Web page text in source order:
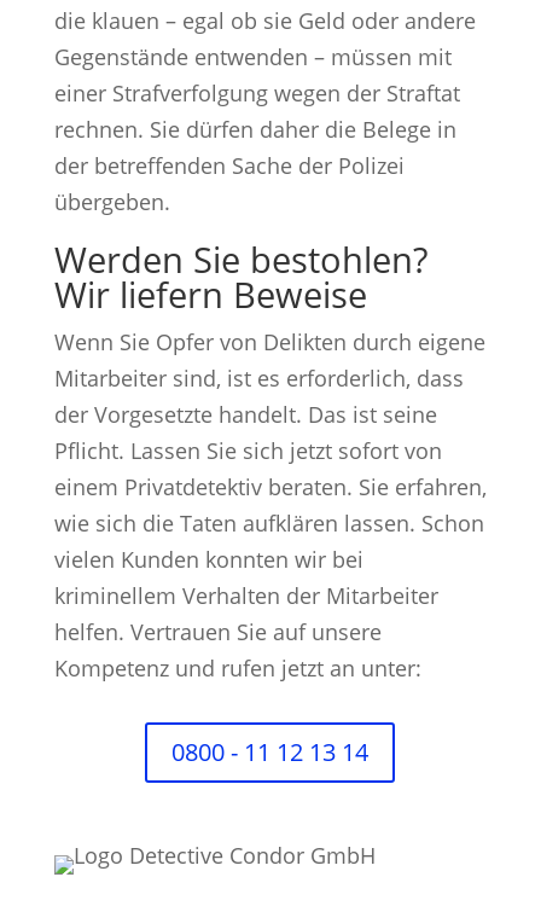
die klauen – egal ob sie Geld oder andere
Gegenstände entwenden – müssen mit
einer Strafverfolgung wegen der Straftat
rechnen. Sie dürfen daher die Belege in
der betreffenden Sache der Polizei
übergeben.
Werden Sie bestohlen?
Wir liefern Beweise
Wenn Sie Opfer von Delikten durch eigene
Mitarbeiter sind, ist es erforderlich, dass
der Vorgesetzte handelt. Das ist seine
Pflicht. Lassen Sie sich jetzt sofort von
einem Privatdetektiv beraten. Sie erfahren,
wie sich die Taten aufklären lassen. Schon
vielen Kunden konnten wir bei
kriminellem Verhalten der Mitarbeiter
helfen. Vertrauen Sie auf unsere
Kompetenz und rufen jetzt an unter:
0800 - 11 12 13 14